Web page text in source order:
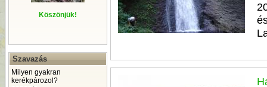
Köszönjük!
Szavazás
Milyen gyakran
kerékpározol?